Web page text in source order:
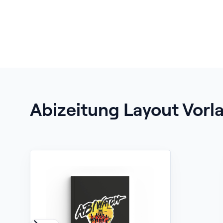
Abizeitung Layout